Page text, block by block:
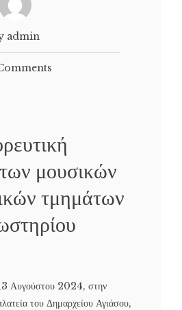
admin
μουσικών
τμημάτων
Αυγούστου 2024, στην
του Δημαρχείου Αγιάσου,